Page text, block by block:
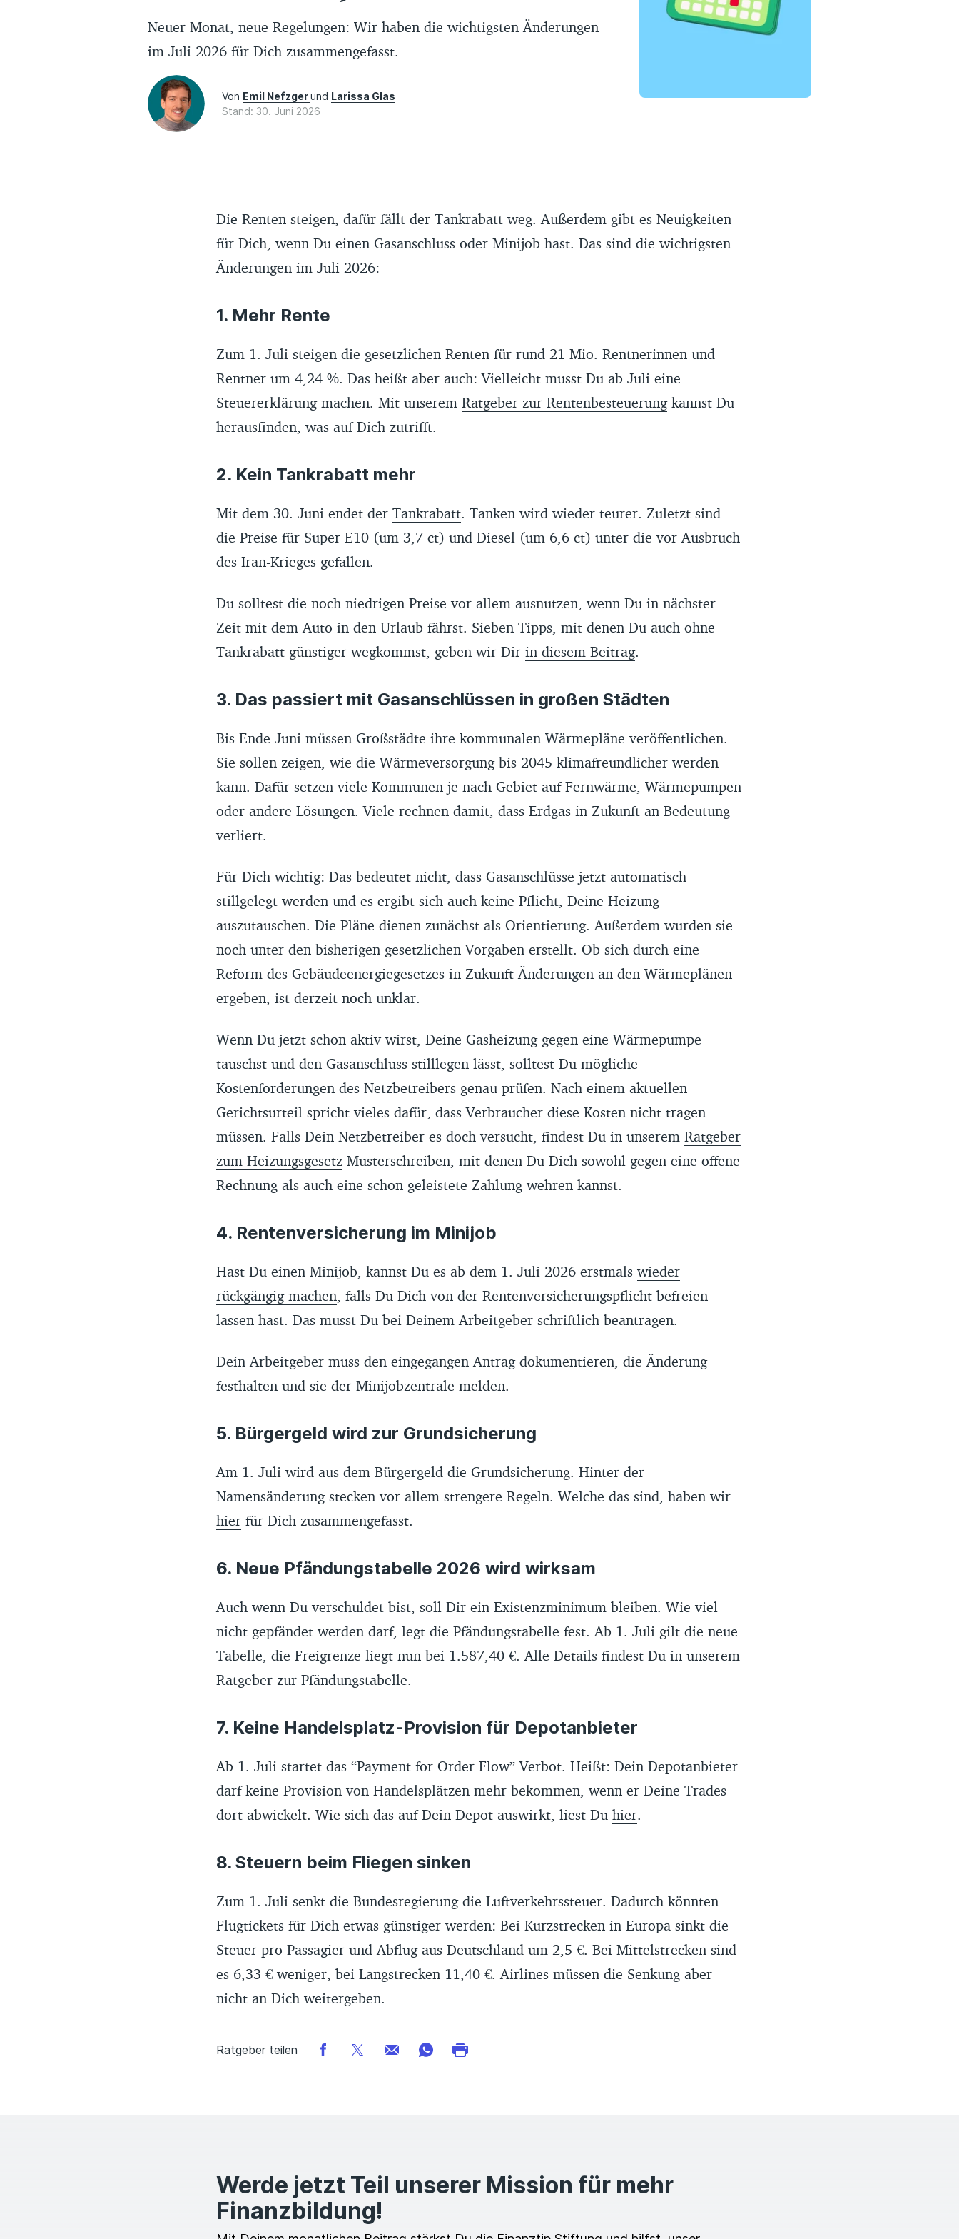
Erfahrungsportal
Academy
Neuer Monat, neue Regelungen: Wir haben die wichtigsten Änderungen
im Juli 2026 für Dich zusammengefasst.
Von Emil Nefzgerund Larissa Glas
Stand: 30. Juni 2026
Die Renten steigen, dafür fällt der Tankrabatt weg. Außerdem gibt es Neuigkeiten
für Dich, wenn Du einen Gasanschluss oder Minijob hast. Das sind die wichtigsten
Änderungen im Juli 2026:
1. Mehr Rente
Zum 1. Juli steigen die gesetzlichen Renten für rund 21 Mio. Rentnerinnen und
Rentner um 4,24 %. Das heißt aber auch: Vielleicht musst Du ab Juli eine
Steuererklärung machen. Mit unserem Ratgeber zur Rentenbesteuerungkannst Du
herausfinden, was auf Dich zutrifft.
2. Kein Tankrabatt mehr
Mit dem 30. Juni endet der Tankrabatt. Tanken wird wieder teurer. Zuletzt sind
die Preise für Super E10 (um 3,7 ct) und Diesel (um 6,6 ct) unter die vor Ausbruch
des Iran-Krieges gefallen.
Du solltest die noch niedrigen Preise vor allem ausnutzen, wenn Du in nächster
Zeit mit dem Auto in den Urlaub fährst. Sieben Tipps, mit denen Du auch ohne
Tankrabatt günstiger wegkommst, geben wir Dir in diesem Beitrag.
3. Das passiert mit Gasanschlüssen in großen Städten
Bis Ende Juni müssen Großstädte ihre kommunalen Wärmepläne veröffentlichen.
Sie sollen zeigen, wie die Wärmeversorgung bis 2045 klimafreundlicher werden
kann. Dafür setzen viele Kommunen je nach Gebiet auf Fernwärme, Wärmepumpen
oder andere Lösungen. Viele rechnen damit, dass Erdgas in Zukunft an Bedeutung
verliert.
Für Dich wichtig: Das bedeutet nicht, dass Gasanschlüsse jetzt automatisch
stillgelegt werden und es ergibt sich auch keine Pflicht, Deine Heizung
auszutauschen. Die Pläne dienen zunächst als Orientierung. Außerdem wurden sie
noch unter den bisherigen gesetzlichen Vorgaben erstellt. Ob sich durch eine
Reform des Gebäudeenergiegesetzes in Zukunft Änderungen an den Wärmeplänen
ergeben, ist derzeit noch unklar.
Wenn Du jetzt schon aktiv wirst, Deine Gasheizung gegen eine Wärmepumpe
tauschst und den Gasanschluss stilllegen lässt, solltest Du mögliche
Kostenforderungen des Netzbetreibers genau prüfen. Nach einem aktuellen
Gerichtsurteil spricht vieles dafür, dass Verbraucher diese Kosten nicht tragen
müssen. Falls Dein Netzbetreiber es doch versucht, findest Du in unserem Ratgeber
zum HeizungsgesetzMusterschreiben, mit denen Du Dich sowohl gegen eine offene
Rechnung als auch eine schon geleistete Zahlung wehren kannst.
4. Rentenversicherung im Minijob
Hast Du einen Minijob, kannst Du es ab dem 1. Juli 2026 erstmals wieder
rückgängig machen, falls Du Dich von der Rentenversicherungspflicht befreien
lassen hast. Das musst Du bei Deinem Arbeitgeber schriftlich beantragen.
Dein Arbeitgeber muss den eingegangen Antrag dokumentieren, die Änderung
festhalten und sie der Minijobzentrale melden.
5. Bürgergeld wird zur Grundsicherung
Am 1. Juli wird aus dem Bürgergeld die Grundsicherung. Hinter der
Namensänderung stecken vor allem strengere Regeln. Welche das sind, haben wir
hierfür Dich zusammengefasst.
6. Neue Pfändungstabelle 2026 wird wirksam
Auch wenn Du verschuldet bist, soll Dir ein Existenzminimum bleiben. Wie viel
nicht gepfändet werden darf, legt die Pfändungstabelle fest. Ab 1. Juli gilt die neue
Tabelle, die Freigrenze liegt nun bei 1.587,40 €. Alle Details findest Du in unserem
Ratgeber zur Pfändungstabelle.
7. Keine Handelsplatz-Provision für Depotanbieter
Ab 1. Juli startet das “Payment for Order Flow”-Verbot. Heißt: Dein Depotanbieter
darf keine Provision von Handelsplätzen mehr bekommen, wenn er Deine Trades
dort abwickelt. Wie sich das auf Dein Depot auswirkt, liest Du hier.
8. Steuern beim Fliegen sinken
Zum 1. Juli senkt die Bundesregierung die Luftverkehrssteuer. Dadurch könnten
Flugtickets für Dich etwas günstiger werden: Bei Kurzstrecken in Europa sinkt die
Steuer pro Passagier und Abflug aus Deutschland um 2,5 €. Bei Mittelstrecken sind
es 6,33 € weniger, bei Langstrecken 11,40 €. Airlines müssen die Senkung aber
nicht an Dich weitergeben.
Ratgeber teilen
Werde jetzt Teil unserer Mission für mehr
Finanzbildung!